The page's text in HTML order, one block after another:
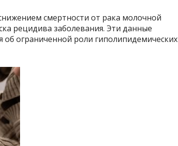
смертности от рака молочной
рецидива заболевания. Эти данные
ограниченной роли гиполипидемических